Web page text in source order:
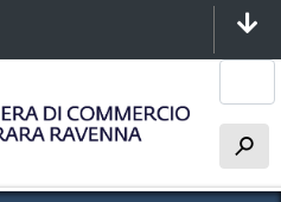
principale
h